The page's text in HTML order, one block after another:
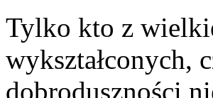
Tylko kto z
wykształconych,
dobroduszności